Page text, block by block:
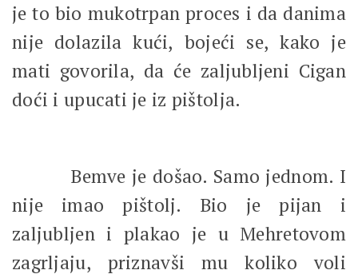
je to bio mukotrpan proces i da danima
nije dolazila kući, bojeći se, kako je
mati govorila, da će zaljubljeni Cigan
doći i upucati je iz pištolja.
Bemve je došao. Samo jednom. I
nije imao pištolj. Bio je pijan i
zaljubljen i plakao je u Mehretovom
zagrljaju, priznavši mu koliko voli